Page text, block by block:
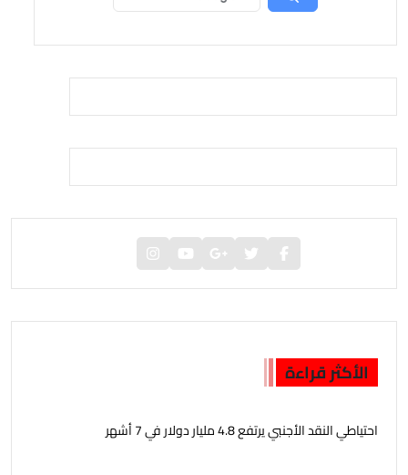
الأكثر قراءة
احتياطي النقد الأجنبي يرتفع 4.8 مليار دولار في 7 أشهر